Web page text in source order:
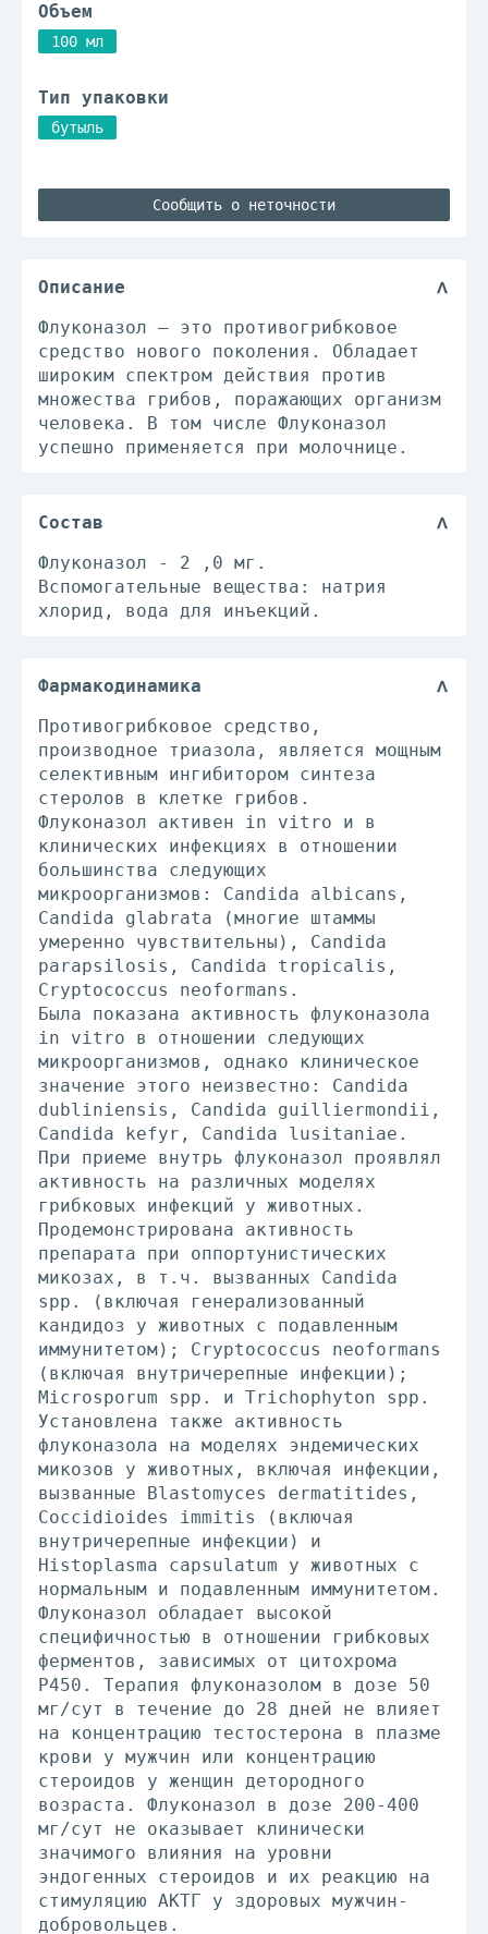
Объем
100 мл
Тип упаковки
бутыль
Сообщить о неточности
Описание
Флуконазол – это противогрибковое
средство нового поколения. Обладает
широким спектром действия против
множества грибов, поражающих организм
человека. В том числе Флуконазол
успешно применяется при молочнице.
Состав
Флуконазол - 2 ,0 мг.
Вспомогательные вещества: натрия
хлорид, вода для инъекций.
Фармакодинамика
Противогрибковое средство,
производное триазола, является мощным
селективным ингибитором синтеза
стеролов в клетке грибов.
Флуконазол активен in vitro и в
клинических инфекциях в отношении
большинства следующих
микроорганизмов: Candida albicans,
Candida glabrata (многие штаммы
умеренно чувствительны), Candida
parapsilosis, Candida tropicalis,
Cryptococcus neoformans.
Была показана активность флуконазола
in vitro в отношении следующих
микроорганизмов, однако клиническое
значение этого неизвестно: Candida
dubliniensis, Candida guilliermondii,
Candida kefyr, Candida lusitaniae.
При приеме внутрь флуконазол проявлял
активность на различных моделях
грибковых инфекций у животных.
Продемонстрирована активность
препарата при оппортунистических
микозах, в т.ч. вызванных Candida
spp. (включая генерализованный
кандидоз у животных с подавленным
иммунитетом); Cryptococcus neoformans
(включая внутричерепные инфекции);
Microsporum spp. и Trichophyton spp.
Установлена также активность
флуконазола на моделях эндемических
микозов у животных, включая инфекции,
вызванные Blastomyces dermatitides,
Coccidioides immitis (включая
внутричерепные инфекции) и
Histoplasma capsulatum у животных с
нормальным и подавленным иммунитетом.
Флуконазол обладает высокой
специфичностью в отношении грибковых
ферментов, зависимых от цитохрома
Р450. Терапия флуконазолом в дозе 50
мг/сут в течение до 28 дней не влияет
на концентрацию тестостерона в плазме
крови у мужчин или концентрацию
стероидов у женщин детородного
возраста. Флуконазол в дозе 200-400
мг/сут не оказывает клинически
значимого влияния на уровни
эндогенных стероидов и их реакцию на
стимуляцию АКТГ у здоровых мужчин-
добровольцев.